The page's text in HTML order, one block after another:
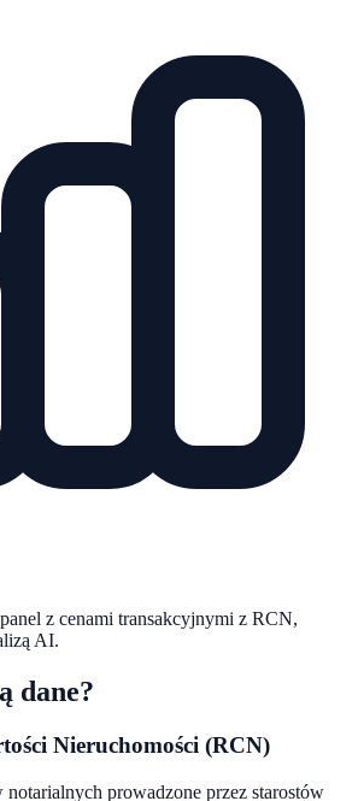
z cenami transakcyjnymi z RCN,
AI.
dane?
Nieruchomości (RCN)
prowadzone przez starostów